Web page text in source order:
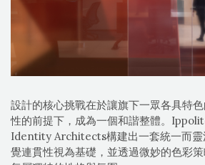
設計的核心挑戰在於讓旗下一眾各具特
性的前提下，成為一個和諧整體。
Identity Architects構建出一套統一而靈
覺連貫性視為基礎，並透過微妙的色彩